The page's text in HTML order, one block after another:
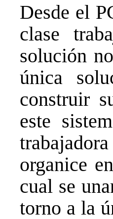
Desde el
clase
solución
única
construir
este
organice
cual se
torno a la